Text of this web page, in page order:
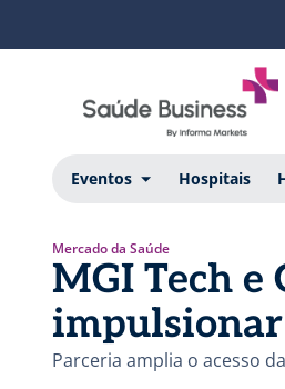
Eventos Hospitais
Mercado da Saúde
MGI Tech
Parceria amplia o acesso